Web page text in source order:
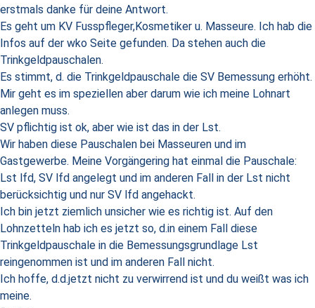
erstmals danke für deine Antwort.
Es geht um KV Fusspfleger,Kosmetiker u. Masseure. Ich hab die
Infos auf der wko Seite gefunden. Da stehen auch die
Trinkgeldpauschalen.
Es stimmt, d. die Trinkgeldpauschale die SV Bemessung erhöht.
Mir geht es im speziellen aber darum wie ich meine Lohnart
anlegen muss.
SV pflichtig ist ok, aber wie ist das in der Lst.
Wir haben diese Pauschalen bei Masseuren und im
Gastgewerbe. Meine Vorgängering hat einmal die Pauschale:
Lst lfd, SV lfd angelegt und im anderen Fall in der Lst nicht
berücksichtig und nur SV lfd angehackt.
Ich bin jetzt ziemlich unsicher wie es richtig ist. Auf den
Lohnzetteln hab ich es jetzt so, d.in einem Fall diese
Trinkgeldpauschale in die Bemessungsgrundlage Lst
reingenommen ist und im anderen Fall nicht.
Ich hoffe, d.d.jetzt nicht zu verwirrend ist und du weißt was ich
meine.